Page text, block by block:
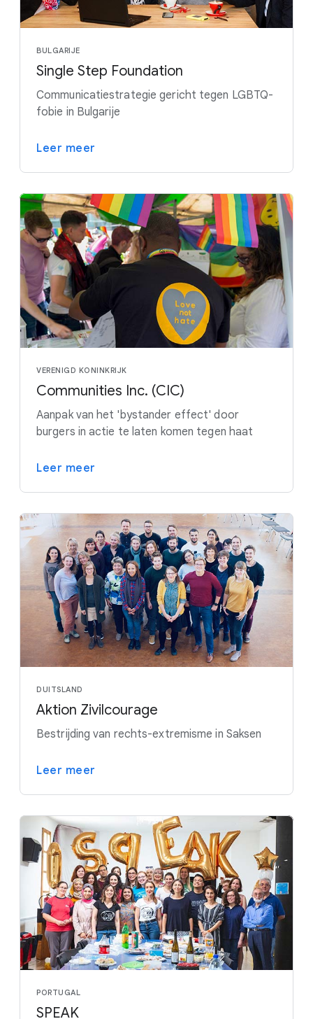
BULGARIJE
Single Step Foundation
Communicatiestrategie gericht tegen LGBTQ-
fobie in Bulgarije
Leer meer
VERENIGD KONINKRIJK
Communities Inc. (CIC)
Aanpak van het 'bystander effect' door
burgers in actie te laten komen tegen haat
Leer meer
DUITSLAND
Aktion Zivilcourage
Bestrijding van rechts-extremisme in Saksen
Leer meer
PORTUGAL
SPEAK